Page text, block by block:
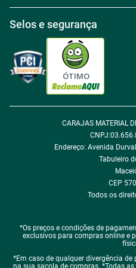
Tabloides
Política de Cookie
Política de Desconto
Fale com encarregado de dados
ÓTIMO
CARAJAS MATERIAL
Endereço: Avenida
*Os preços e condições de
exclusivos para compras online e
*Em caso de qualquer divergência de